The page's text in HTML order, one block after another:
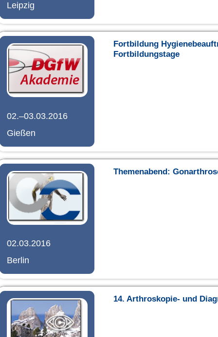
Leipzig
02.–03.03.2016
Gießen
Fortbildung
Fortbildungstage
02.03.2016
Berlin
Themenabend:
14. Arthroskopie- und